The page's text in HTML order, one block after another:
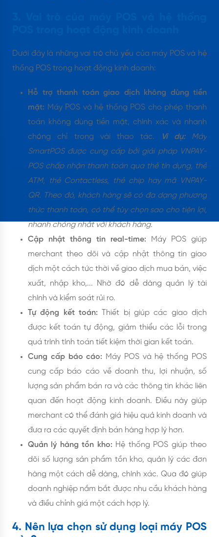
Dưới đây là những vai trò chủ yếu của máy POS và hệ
thống POS trong hoạt động kinh doanh:
Hỗ trợ thanh toán giao dịch không dùng tiền
mặt: Máy POS và hệ thống POS cho phép thanh
toán không dùng tiền mặt, chính xác và nhanh
chóng chỉ trong vài thao tác.
Ví dụ:Máy
SmartPOS được cung cấp bởi giải pháp VNPAY-
POS chấp nhận thanh toán qua thẻ tín dụng, thẻ
ATM, thẻ Contactless, thẻ chip hay mã VNPAY-
QR. Theo đó, khách hàng sẽ có đa dạng phương
thức thanh toán, có thể tùy chọn sao cho tiện lợi,
nhanh chóng nhất với khách hàng.
Cập nhật thông tin real-time: Máy POS giúp
merchant theo dõi và cập nhật thông tin giao
dịch một cách tức thời về giao dịch mua bán, việc
xuất, nhập kho,... Nhờ đó dễ dàng quản lý tài
chính và kiểm soát rủi ro.
Tự động kết toán: Thiết bị giúp các giao dịch
được kết toán tự động, giảm thiểu các lỗi trong
quá trình tính toán tiết kiệm thời gian kết toán.
Cung cấp báo cáo: Máy POS và hệ thống POS
cung cấp báo cáo về doanh thu, lợi nhuận, số
lượng sản phẩm bán ra và các thông tin khác liên
quan đến hoạt động kinh doanh. Điều này giúp
merchant có thể đánh giá hiệu quả kinh doanh và
đưa ra các quyết định bán hàng hợp lý hơn.
Quản lý hàng tồn kho: Hệ thống POS giúp theo
dõi số lượng sản phẩm tồn kho, quản lý các đơn
hàng một cách dễ dàng, chính xác. Qua đó giúp
doanh nghiệp nắm bắt được nhu cầu khách hàng
và điều chỉnh giá một cách hợp lý.
4. Nên lựa chọn sử dụng loại máy POS